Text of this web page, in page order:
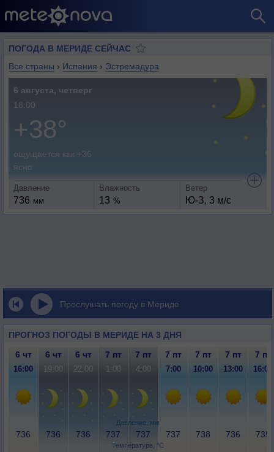
ПОГОДА В МЕРИДЕ СЕЙЧАС
Все страны › Испания › Эстремадура
6 августа, четверг
18:00
+38°
ощущается как +36
ясно
Давление
736 мм
Влажность
13 %
Ветер
Ю-З, 3 м/с
Прослушать погоду в Мериде
ПРОГНОЗ ПОГОДЫ В МЕРИДЕ НА 3 ДНЯ
Давление, мм
Температура, °C
6 чт 6 чт 6 чт 7 пт 7 пт 7 пт 7 пт 7 пт 7 пт
16:00 19:00 22:00 1:00 4:00 7:00 10:00 13:00 16:00
736 736 736 737 737 737 738 736 735